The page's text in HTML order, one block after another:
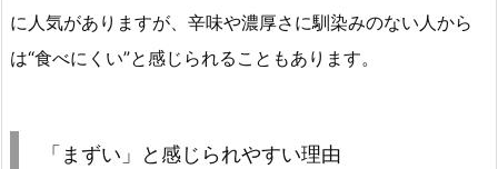
に人気がありますが、辛味や濃厚さに馴染みのない人から
は“食べにくい”と感じられることもあります。
「まずい」と感じられやすい理由